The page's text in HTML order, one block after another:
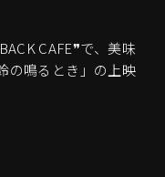
CAFE❞で、美味
の鳴るとき」の上映